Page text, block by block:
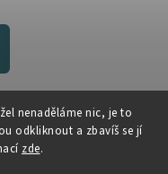
nenaděláme nic, je to
odkliknout a zbavíš se jí
zde.